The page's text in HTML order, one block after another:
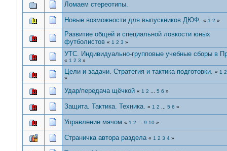
Ломаем стереотипы.
Новые возможности для выпускников ДЮФ. « 1 2 »
Развитие общей и специальной ловкости юных
футболистов « 1 2 3 »
УТС. Индивидуально-групповые учебные сборы в
« 1 2 3 »
Цели и задачи. Стратегия и тактика подготовки. « 1 2
»
Удар/передача щёчкой « 1 2 5 6 »
Защита. Тактика. Техника. « 1 2 5 6 »
Управление мячом « 1 2 9 10»
Страничка автора раздела « 1 2 3 4»